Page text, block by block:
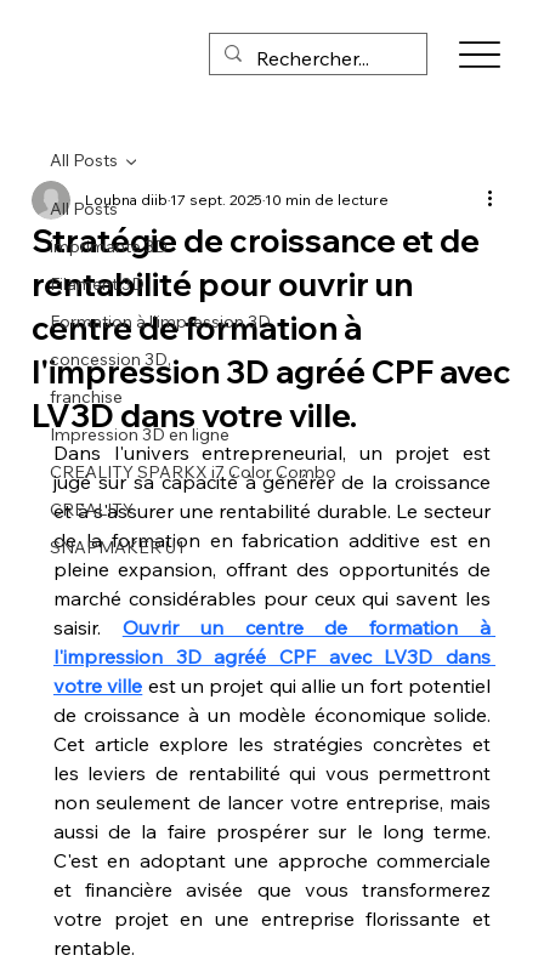
All Posts
imprimante 3D
Filament 3D
Formation à l'impression 3D
concession 3D,
franchise
Impression 3D en ligne
CREALITY SPARKX i7 Color Combo
CREALITY
SNAPMAKER U1
All Posts
Stratégie de croissance et de
rentabilité pour ouvrir un
centre de formation à
l'impression 3D agréé CPF avec
LV3D dans votre ville.
Loubna diib17 sept. 202510 min de lecture
Dans l'univers entrepreneurial, un projet est
jugé sur sa capacité à générer de la croissance
et à s'assurer une rentabilité durable. Le secteur
de la formation en fabrication additive est en
pleine expansion, offrant des opportunités de
marché considérables pour ceux qui savent les
saisir. Ouvrir un centre de formation à
l'impression 3D agréé CPF avec LV3D dans
votre ville est un projet qui allie un fort potentiel
de croissance à un modèle économique solide.
Cet article explore les stratégies concrètes et
les leviers de rentabilité qui vous permettront
non seulement de lancer votre entreprise, mais
aussi de la faire prospérer sur le long terme.
C'est en adoptant une approche commerciale
et financière avisée que vous transformerez
votre projet en une entreprise florissante et
rentable.